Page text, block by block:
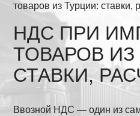
товаров из Турции: ставки,
НДС ПРИ
ТОВАРОВ ИЗ
СТАВКИ,
Ввозной НДС — один из